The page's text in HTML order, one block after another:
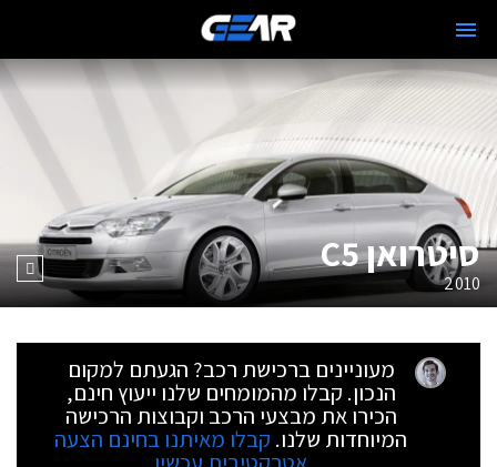
סיטרואן C5
2010
מעוניינים ברכישת רכב? הגעתם למקום
הנכון. קבלו מהמומחים שלנו ייעוץ חינם,
הכירו את מבצעי הרכב וקבוצות הרכישה
המיוחדות שלנו. קבלו מאיתנו בחינם הצעה